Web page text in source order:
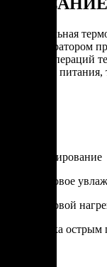
ОПИСАНИЕ
Универсальная
дымогенератором
базовых операций
продуктов
Душирование
Паровое
Паровой
Варка острым